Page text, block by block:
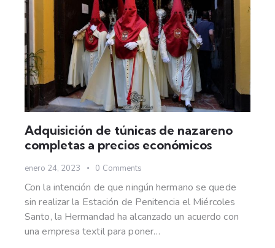
Adquisición de túnicas de nazareno
completas a precios económicos
enero 24, 2023 0 Comments
Con la intención de que ningún hermano se quede
sin realizar la Estación de Penitencia el Miércoles
Santo, la Hermandad ha alcanzado un acuerdo con
una empresa textil para poner…